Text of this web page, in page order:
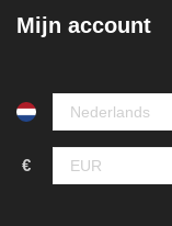
Mijn account
€